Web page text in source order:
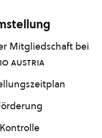
Mitgliedschaft bei
austria
Kontrolle